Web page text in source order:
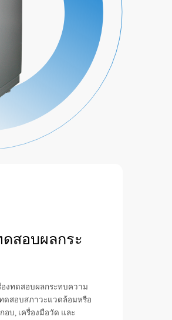
สอบผลกระ
งทดสอบผลกระทบความ
ดสอบสภาวะแวดล้อมหรือ
บ, เครื่องมือวัด และ